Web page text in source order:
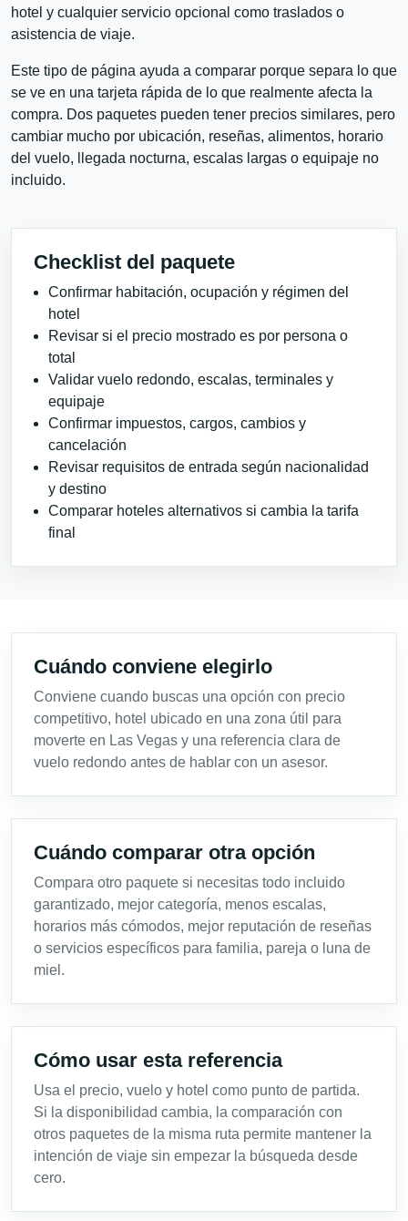
hotel y cualquier servicio opcional como traslados o
asistencia de viaje.
Este tipo de página ayuda a comparar porque separa lo que
se ve en una tarjeta rápida de lo que realmente afecta la
compra. Dos paquetes pueden tener precios similares, pero
cambiar mucho por ubicación, reseñas, alimentos, horario
del vuelo, llegada nocturna, escalas largas o equipaje no
incluido.
Checklist del paquete
Confirmar habitación, ocupación y régimen del
hotel
Revisar si el precio mostrado es por persona o
total
Validar vuelo redondo, escalas, terminales y
equipaje
Confirmar impuestos, cargos, cambios y
cancelación
Revisar requisitos de entrada según nacionalidad
y destino
Comparar hoteles alternativos si cambia la tarifa
final
Cuándo conviene elegirlo
Conviene cuando buscas una opción con precio
competitivo, hotel ubicado en una zona útil para
moverte en Las Vegas y una referencia clara de
vuelo redondo antes de hablar con un asesor.
Cuándo comparar otra opción
Compara otro paquete si necesitas todo incluido
garantizado, mejor categoría, menos escalas,
horarios más cómodos, mejor reputación de reseñas
o servicios específicos para familia, pareja o luna de
miel.
Cómo usar esta referencia
Usa el precio, vuelo y hotel como punto de partida.
Si la disponibilidad cambia, la comparación con
otros paquetes de la misma ruta permite mantener la
intención de viaje sin empezar la búsqueda desde
cero.